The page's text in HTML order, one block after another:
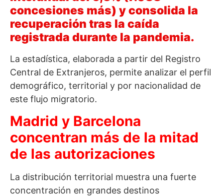
concesiones más) y consolida la
recuperación tras la caída
registrada durante la pandemia.
La estadística, elaborada a partir del Registro
Central de Extranjeros, permite analizar el perfil
demográfico, territorial y por nacionalidad de
este flujo migratorio.
Madrid y Barcelona
concentran más de la mitad
de las autorizaciones
La distribución territorial muestra una fuerte
concentración en grandes destinos